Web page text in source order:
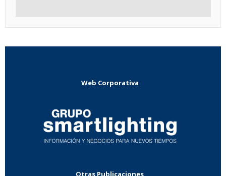
Web Corporativa
Otras Publicaciones